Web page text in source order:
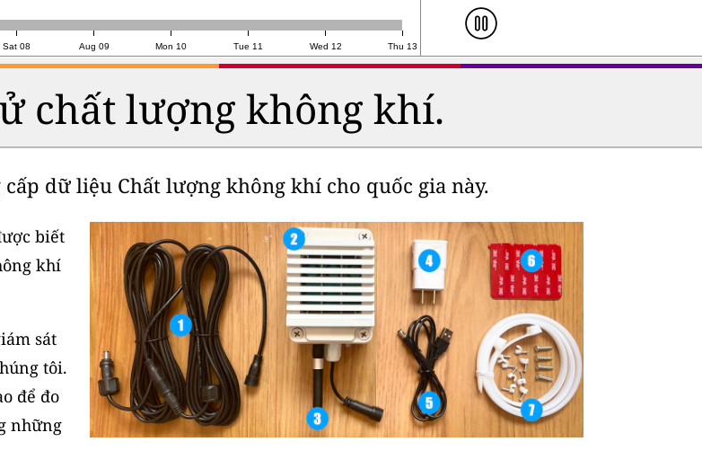
Sat 08 Aug 09 Mon 10 Tue 11 Wed 12 Thu 13
chất lượng không khí.
dữ liệu Chất lượng không khí cho quốc gia này.
biết
khí
sát
tôi.
để đo
những